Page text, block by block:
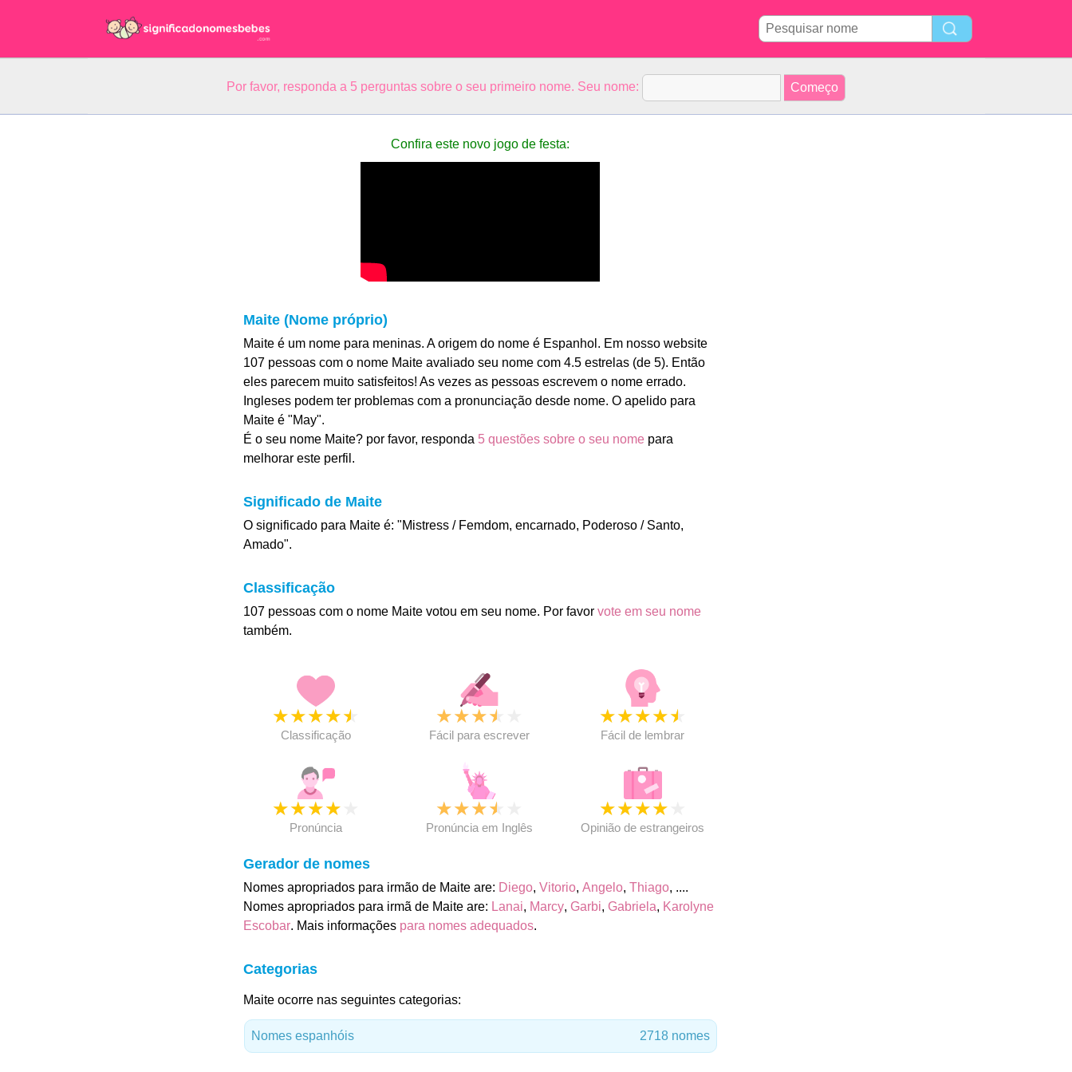
Por favor, responda a 5 perguntas sobre o seu primeiro nome. Seu nome:
Confira este novo jogo de festa:
Maite (Nome próprio)
Maite é um nome para meninas. A origem do nome é Espanhol. Em nosso website
107 pessoas com o nome Maite avaliado seu nome com 4.5 estrelas (de 5). Então
eles parecem muito satisfeitos! As vezes as pessoas escrevem o nome errado.
Ingleses podem ter problemas com a pronunciação desde nome. O apelido para
Maite é "May".
É o seu nome Maite? por favor, responda 5 questões sobre o seu nomepara
melhorar este perfil.
Significado de Maite
O significado para Maite é: "Mistress / Femdom, encarnado, Poderoso / Santo,
Amado".
Classificação
107 pessoas com o nome Maite votou em seu nome. Por favor vote em seu nome
também.
★★★★★
Classificação
★★★★
Fácil para escrever
★★★★★
Fácil de lembrar
★★★★
Pronúncia
★★★★
Pronúncia em Inglês
★★★★
Opinião de estrangeiros
Gerador de nomes
Nomes apropriados para irmão de Maite are: Diego, Vitorio, Angelo, Thiago, ....
Nomes apropriados para irmã de Maite are: Lanai, Marcy, Garbi, Gabriela, Karolyne
Escobar. Mais informações para nomes adequados.
Categorias
Maite ocorre nas seguintes categorias:
Nomes espanhóis 2718 nomes